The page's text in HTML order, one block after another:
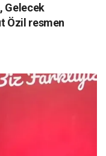
Gelecek
Özil resmen